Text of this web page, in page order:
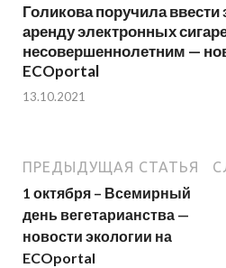
Голикова поручила ввести
аренду электронных
несовершеннолетним —
ECOportal
13.10.2021
ПРЕДЫДУЩАЯ СТАТЬЯ
1 октября – Всемирный
день вегетарианства —
новости экологии на
ECOportal